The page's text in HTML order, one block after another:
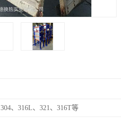
304、316L、321、316T等